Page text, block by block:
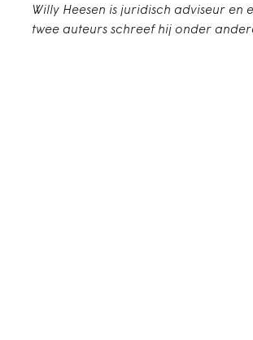
Willy Heesen is juridisch adviseur
twee auteurs schreef hij onder